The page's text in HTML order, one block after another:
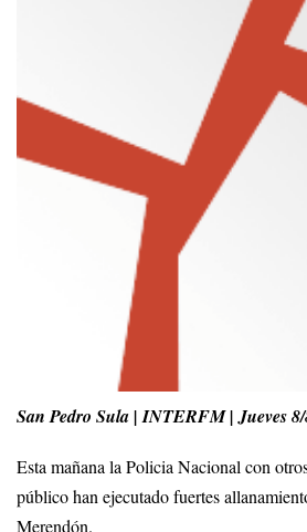
San Pedro Sula | INTERFM | Jueves
Esta mañana la Policia Nacional con
público han ejecutado fuertes
Merendón.